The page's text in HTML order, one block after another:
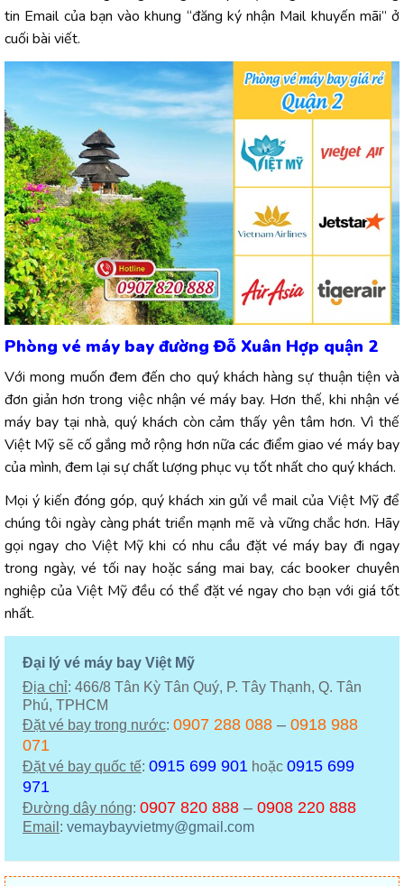
tin Email của bạn vào khung “đăng ký nhận Mail khuyến mãi” ở
cuối bài viết.
Phòng vé máy bay đường Đỗ Xuân Hợp quận 2
Với mong muốn đem đến cho quý khách hàng sự thuận tiện và
đơn giản hơn trong việc nhận vé máy bay. Hơn thế, khi nhận vé
máy bay tại nhà, quý khách còn cảm thấy yên tâm hơn. Vì thế
Việt Mỹ sẽ cố gắng mở rộng hơn nữa các điểm giao vé máy bay
của mình, đem lại sự chất lượng phục vụ tốt nhất cho quý khách.
Mọi ý kiến đóng góp, quý khách xin gửi về mail của Việt Mỹ để
chúng tôi ngày càng phát triển mạnh mẽ và vững chắc hơn. Hãy
gọi ngay cho Việt Mỹ khi có nhu cầu đặt vé máy bay đi ngay
trong ngày, vé tối nay hoặc sáng mai bay, các booker chuyên
nghiệp của Việt Mỹ đều có thể đặt vé ngay cho bạn với giá tốt
nhất.
Đại lý vé máy bay Việt Mỹ
Địa chỉ: 466/8 Tân Kỳ Tân Quý, P. Tây Thạnh, Q. Tân
Phú, TPHCM
Đặt vé bay trong nước: 0907 288 088 – 0918 988
071
Đặt vé bay quốc tế: 0915 699 901 hoặc 0915 699
971
Đường dây nóng: 0907 820 888 – 0908 220 888
Email : vemaybayvietmy@gmail.com